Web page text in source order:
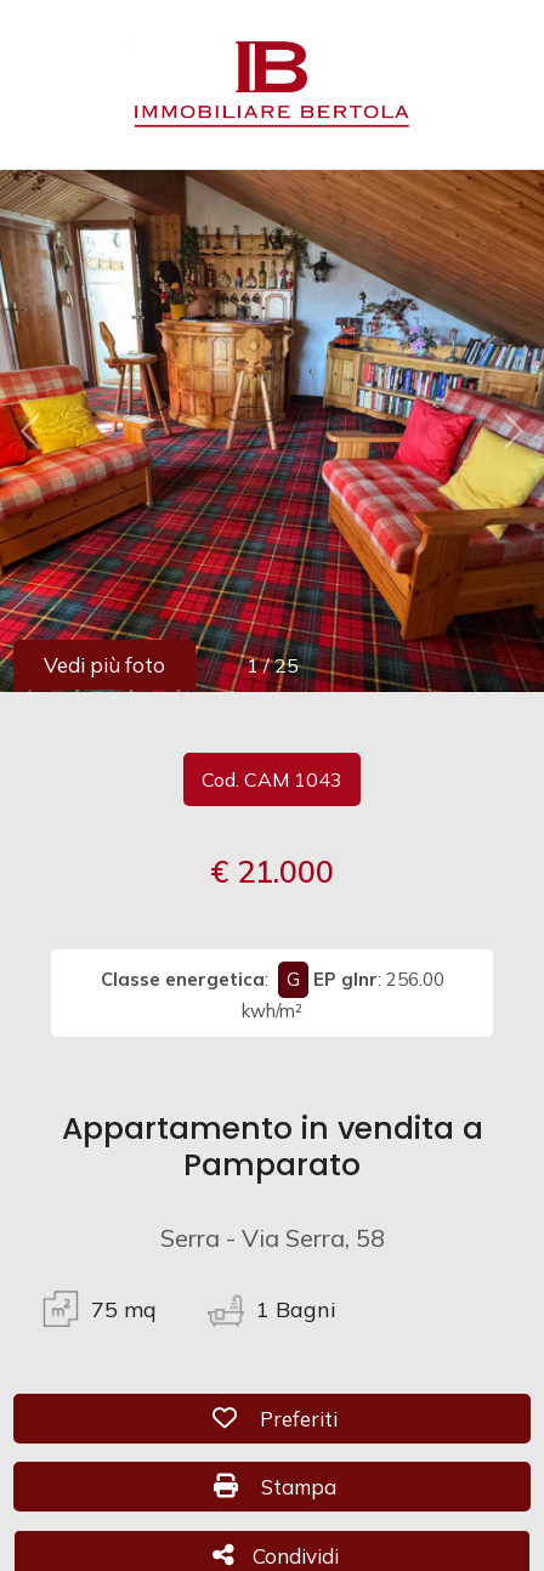
1 / 25
Vedi più foto
Cod. CAM 1043
€ 21.000
Classe energetica: G EP glnr: 256.00
kwh/m²
Appartamento in vendita a
Pamparato
Serra - Via Serra, 58
75 mq 1 Bagni
Preferiti: Cod. CAM 1043
Preferiti
Stampa: Cod. CAM 1043
Stampa
Condividi
Condividi
IMMOBILI
SERVIZI
CONTATTI
Contratto
Qualsiasi
Vendita
Affitto
Scegli
dove
cercare
Provincia
Comune
Commerciali
Terreni